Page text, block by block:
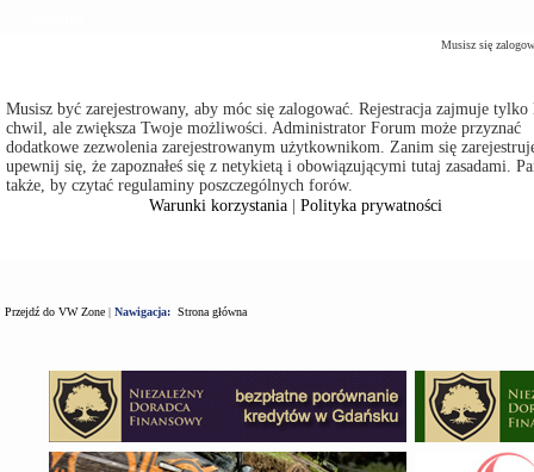
Musisz się
Musisz być zarejestrowany, aby móc się zalogować. Rejestracja zajmuje
chwil, ale zwiększa Twoje możliwości. Administrator Forum może przyznać
dodatkowe zezwolenia zarejestrowanym użytkownikom. Zanim się
upewnij się, że zapoznałeś się z netykietą i obowiązującymi tutaj zasadami.
także, by czytać regulaminy poszczególnych forów.
Warunki korzystania |Polityka prywatności
Przejdź do VW Zone | Nawigacja: Strona główna